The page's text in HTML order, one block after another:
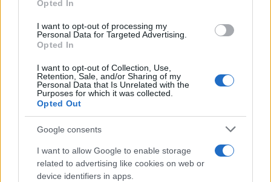
Opted In
I want to opt-out of processing my
Personal Data for Targeted Advertising.
Opted In
I want to opt-out of Collection, Use,
Retention, Sale, and/or Sharing of my
Personal Data that Is Unrelated with the
Purposes for which it was collected.
Opted Out
Google consents
I want to allow Google to enable storage
related to advertising like cookies on web or
device identifiers in apps.
non solo contenuti, ma un nuovo modo di progettare i
siti web
Redazione Think.it · 7 Ago 2026
TECH